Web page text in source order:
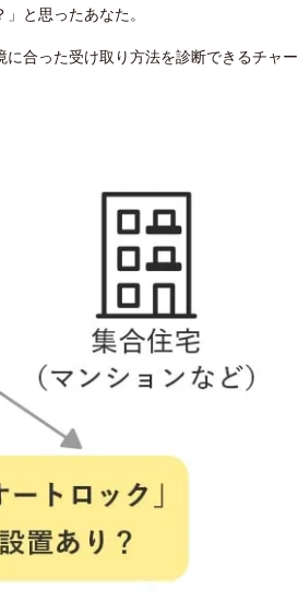
と思ったあなた。
合った受け取り方法を診断できるチャー